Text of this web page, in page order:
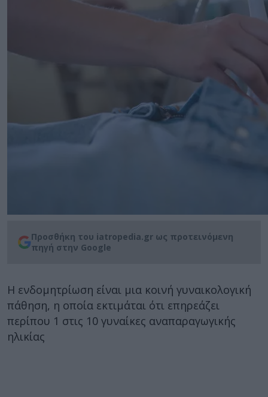
Προσθήκη του iatropedia.gr ως προτεινόμενη
πηγή στην Google
Η ενδομητρίωση είναι μια κοινή γυναικολογική
πάθηση, η οποία εκτιμάται ότι επηρεάζει
περίπου 1 στις 10 γυναίκες αναπαραγωγικής
ηλικίας